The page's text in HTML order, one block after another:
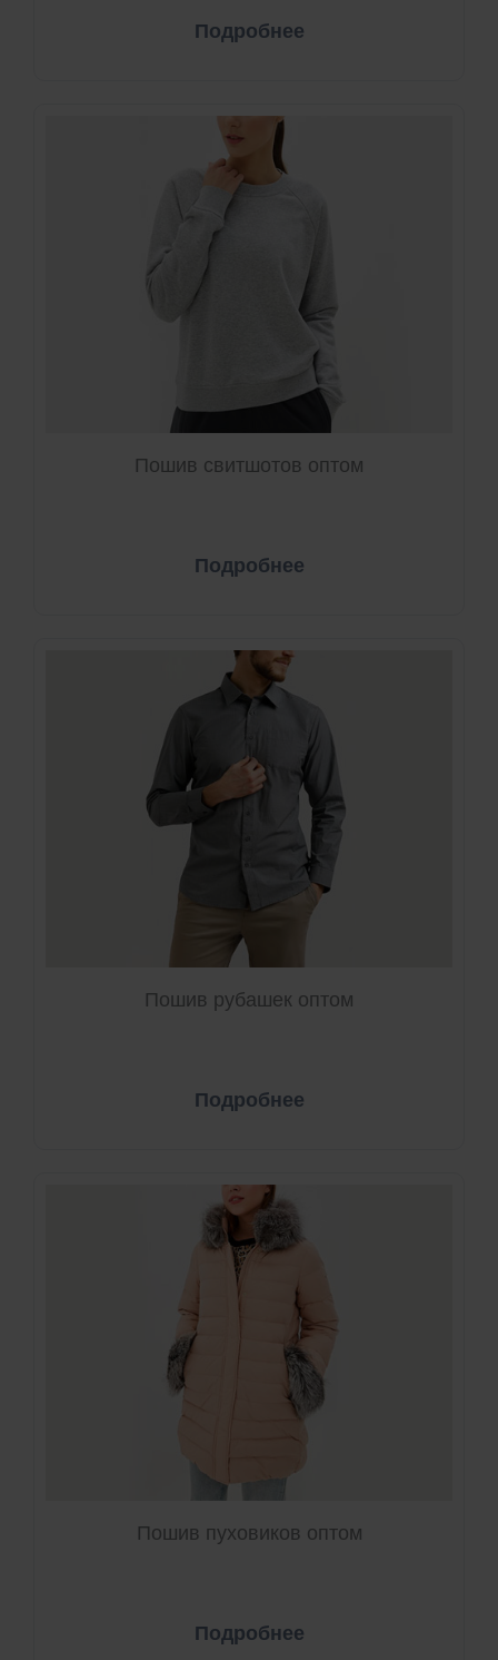
Подробнее
Пошив свитшотов оптом
Подробнее
Пошив рубашек оптом
Подробнее
Пошив пуховиков оптом
Подробнее